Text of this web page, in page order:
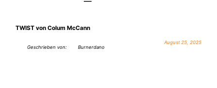
TWIST von Colum McCann
Geschrieben von: Burnerdano
August 25, 2025